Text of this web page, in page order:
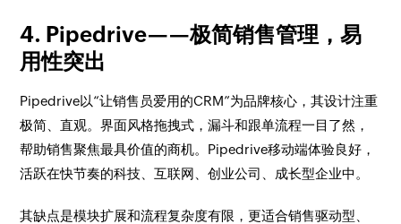
4. Pipedrive——极简销售管理，易
用性突出
Pipedrive以“让销售员爱用的CRM”为品牌核心，其设计注重
极简、直观。界面风格拖拽式，漏斗和跟单流程一目了然，
帮助销售聚焦最具价值的商机。Pipedrive移动端体验良好，
活跃在快节奏的科技、互联网、创业公司、成长型企业中。
其缺点是模块扩展和流程复杂度有限，更适合销售驱动型、